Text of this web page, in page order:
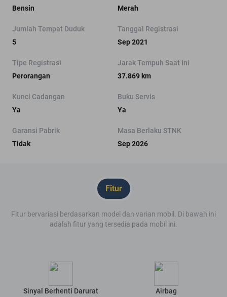
Bensin
Merah
Jumlah Tempat Duduk
5
Tanggal Registrasi
Sep 2021
Tipe Registrasi
Perorangan
Jarak Tempuh Saat Ini
37.869 km
Kunci Cadangan
Ya
Buku Servis
Ya
Garansi Pabrik
Tidak
Masa Berlaku STNK
Sep 2026
Fitur
Fitur bervariasi berdasarkan model dan varian mobil. Di bawah ini
adalah fitur yang tersedia pada mobil ini.
Sinyal Berhenti Darurat Airbag